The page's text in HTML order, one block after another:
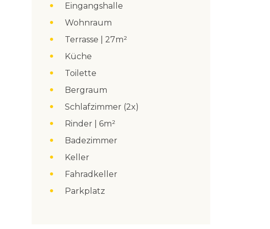
Eingangshalle
Wohnraum
Terrasse | 27m²
Küche
Toilette
Bergraum
Schlafzimmer (2x)
Rinder | 6m²
Badezimmer
Keller
Fahradkeller
Parkplatz